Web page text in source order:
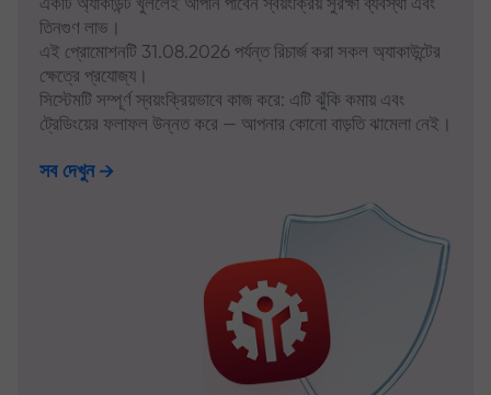
তিনগুণ লাভ।
এই প্রোমোশনটি 31.08.2026 পর্যন্ত রিচার্জ করা সকল অ্যাকাউন্টের
ক্ষেত্রে প্রযোজ্য।
সিস্টেমটি সম্পূর্ণ স্বয়ংক্রিয়ভাবে কাজ করে: এটি ঝুঁকি কমায় এবং
ট্রেডিংয়ের ফলাফল উন্নত করে — আপনার কোনো বাড়তি ঝামেলা নেই।
সব দেখুন